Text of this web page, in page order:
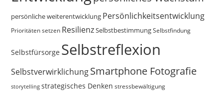
persönliche weiterentwicklung Persönlichkeitsentwicklung
Prioritäten setzen ResilienzSelbstbestimmung Selbstfindung
Selbstfürsorge Selbstreflexion
SelbstverwirklichungSmartphone Fotografie
storytelling strategisches Denken stressbewältigung